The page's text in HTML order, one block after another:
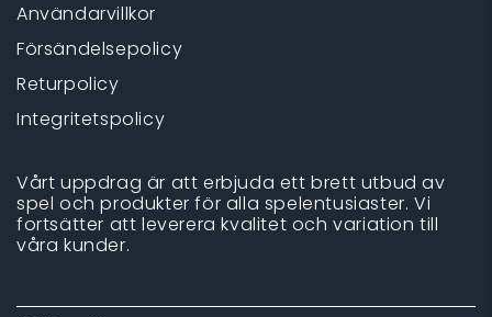
Användarvillkor
Försändelsepolicy
Returpolicy
Integritetspolicy
Vårt uppdrag är att erbjuda ett brett utbud av
spel och produkter för alla spelentusiaster. Vi
fortsätter att leverera kvalitet och variation till
våra kunder.